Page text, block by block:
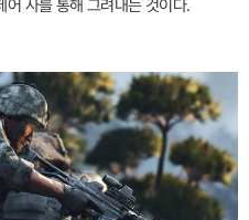
사를 통해 그려내는 것이다.